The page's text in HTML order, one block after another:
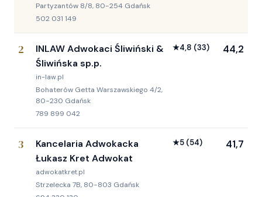
Partyzantów 8/8, 80-254 Gdańsk
502 031 149
2
INLAW Adwokaci Śliwiński &
Śliwińska sp.p.
in-law.pl
Bohaterów Getta Warszawskiego 4/2,
80-230 Gdańsk
789 899 042
★4,8 (33) 44,2
3
Kancelaria Adwokacka
Łukasz Kret Adwokat
adwokatkret.pl
Strzelecka 7B, 80-803 Gdańsk
★5 (54) 41,7